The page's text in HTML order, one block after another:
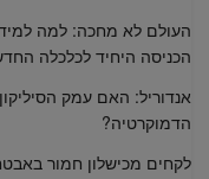
הכניסה היחיד לכלכלה
אנדוריל: האם עמק
הדמוקרטיה?
לקחים מכישלון חמור